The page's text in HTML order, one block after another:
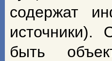
содержат
источники).
быть